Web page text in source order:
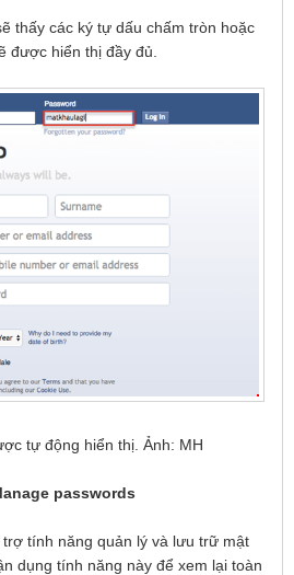
thấy các ký tự dấu chấm tròn hoặc
được hiển thị đầy đủ.
tự động hiển thị. Ảnh: MH
passwords
tính năng quản lý và lưu trữ mật
dụng tính năng này để xem lại toàn